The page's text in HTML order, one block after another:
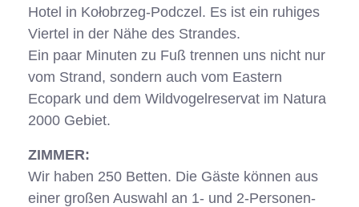
Hotel in Kołobrzeg-Podczel. Es ist ein ruhiges
Viertel in der Nähe des Strandes.
Ein paar Minuten zu Fuß trennen uns nicht nur
vom Strand, sondern auch vom Eastern
Ecopark und dem Wildvogelreservat im Natura
2000 Gebiet.
ZIMMER:
Wir haben 250 Betten. Die Gäste können aus
einer großen Auswahl an 1- und 2-Personen-